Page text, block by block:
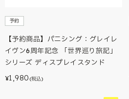
予約
【予約商品】パニシング：グレイレ
イヴン6周年記念 「世界巡り旅記」
シリーズ ディスプレイスタンド
¥1,980 (税込)